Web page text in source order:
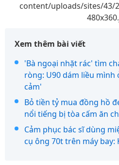
content/uploads/sites/43/
Xem thêm bài viết
'Bà ngoại nhặt rác' tìm
ròng: U90 dám liều
cảm'
Bỏ tiền tỷ mua đồng hồ
nổi tiếng bị tòa cấm ăn
Cảm phục bác sĩ dùng
cụ ông 70t trên máy